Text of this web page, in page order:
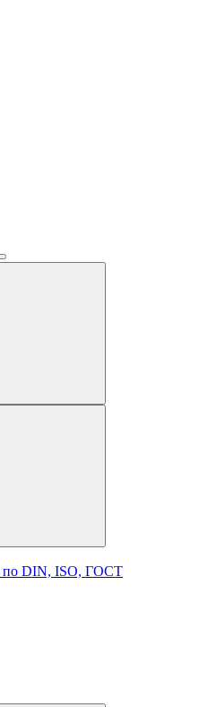
DIN, ISO, ГОСТ